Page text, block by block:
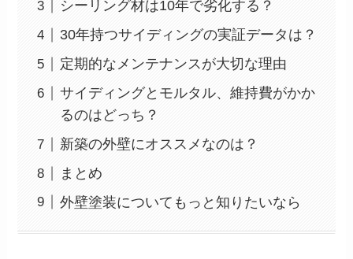
シーリング材は10年で劣化する？
30年持つサイディングの実証データは？
定期的なメンテナンスが大切な理由
サイディングとモルタル、維持費がかか
るのはどっち？
新築の外壁にオススメなのは？
まとめ
外壁塗装についてもっと知りたいなら